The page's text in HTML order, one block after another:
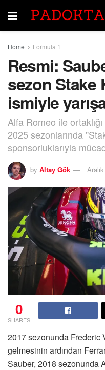
Home Formula 1
Resmi:
sezon Stake
ismiyle
Alfa Romeo ile
2025 sezonlarında
sponsorluklarıyla
by Altay Gök
0
SHARES
2017 sezonunda Frederic
gelmesinin ardından
Sauber, 2018 sezonunda